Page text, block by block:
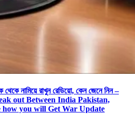
নামিয়ে রাখুন রেডিয়ো, কেন জেনে নিন –
out Between India Pakistan,
how you will Get War Update